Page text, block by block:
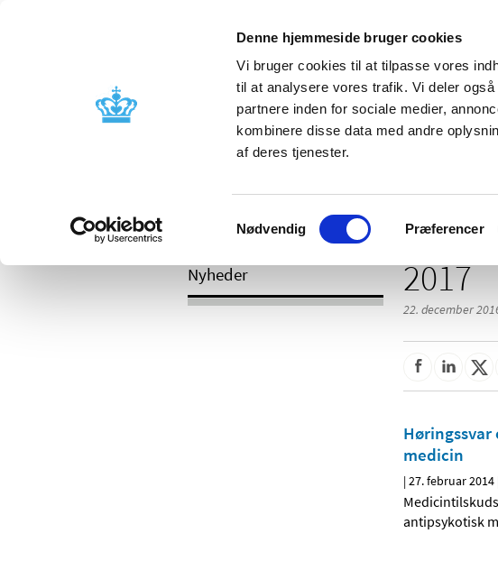
Denne hjemmeside bruger cookies
Vi bruger cookies til at tilpasse vores
til at analysere vores trafik. Vi deler
partnere inden for sociale medier,
kombinere disse data med andre
af deres tjenester.
Samtykkevalg
Nødvendig Præferencer
Godkendelse og
Bivirkninger og
produktinformation
/ 2017
Nyheder 2017
22. december
medicin
|27. februar 2014
antipsykotisk